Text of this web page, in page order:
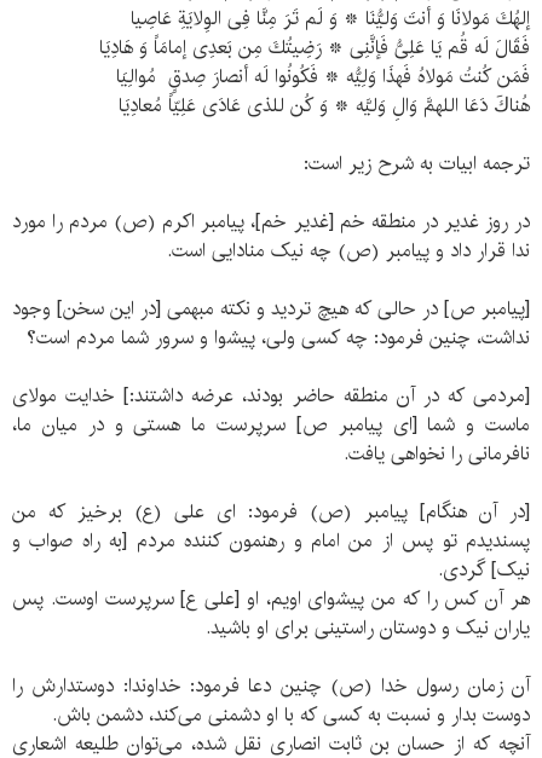
إلهُكَ مَولانَا وَ أنتَ وَلیُّنَا * وَ لَم تَرَ مِنَّا فِی الوِلایَةِ عَاصِیا
فَقَالَ لَه قُم یَا عَلِیُّ فَإنَّنِی * رَضِیتُكَ مِن بَعدِی إمامَاً وَ هَادِیَا
فَمَن کُنتُ مَولاهُ فَهذَا وَلِیُّه * فَکُونُوا لَه أنصارَ صِدقٍ مُوالِیَا
هُناﻙَ دَعَا اللهمَّ وَالِ وَلیَّه * وَ کُن للذی عَادَی عَلِیّاً مُعادِیَا
ترجمه ابیات به شرح زیر است:
در روز غدیر در منطقه خم [غدیر خم]، پیامبر اکرم (ص) مردم را مورد
ندا قرار داد و پیامبر (ص) چه نیک منادایی است.
[پیامبر ص] در حالی که هیچ تردید و نکته مبهمی [در این سخن] وجود
نداشت، چنین فرمود: چه کسی ولی، پیشوا و سرور شما مردم است؟
[مردمی که در آن منطقه حاضر بودند، عرضه داشتند:] خدایت مولای
ماست و شما [ای پیامبر ص] سرپرست ما هستی و در میان ما،
نافرمانی را نخواهی یافت.
[در آن هنگام] پیامبر (ص) فرمود: ای علی (ع) برخیز که من
پسندیدم تو پس از من امام و رهنمون کننده مردم [به راه صواب و
نیک] گردی.
هر آن کس را که من پیشوای اویم، او [علی ع] سرپرست اوست. پس
یاران نیک و دوستان راستینی برای او باشید.
آن زمان رسول خدا (ص) چنین دعا فرمود: خداوندا: دوستدارش را
دوست بدار و نسبت به کسی که با او دشمنی می‌کند، دشمن باش.
آنچه که از حسان بن ثابت انصاری نقل شده، می‌توان طلیعه اشعاری